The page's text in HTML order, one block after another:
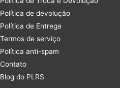
Política de devolução
Política de Entrega
Termos de serviço
Política anti-spam
Contato
Blog do PLRS